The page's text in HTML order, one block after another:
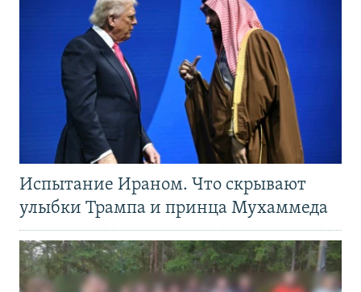
Испытание Ираном. Что скрывают
улыбки Трампа и принца Мухаммеда